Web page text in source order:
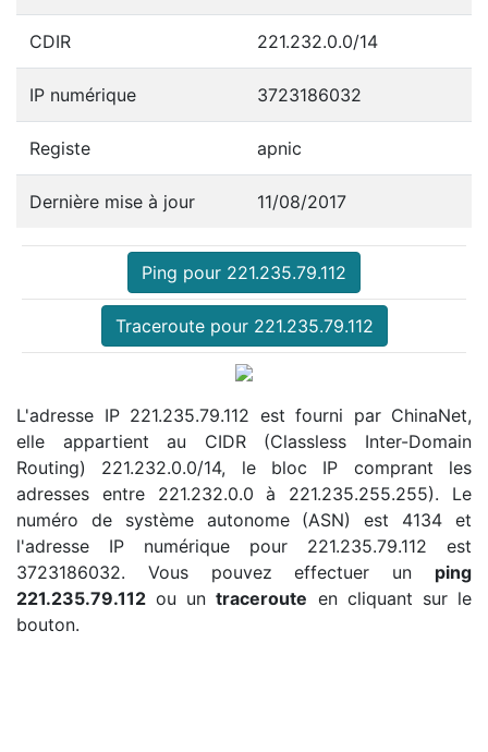
CDIR 221.232.0.0/14
IP numérique 3723186032
Registe apnic
Dernière mise à jour 11/08/2017
Ping pour 221.235.79.112
Traceroute pour 221.235.79.112
L'adresse IP 221.235.79.112 est fourni par ChinaNet,
elle appartient au CIDR (Classless Inter-Domain
Routing) 221.232.0.0/14, le bloc IP comprant les
adresses entre 221.232.0.0 à 221.235.255.255). Le
numéro de système autonome (ASN) est 4134 et
l'adresse IP numérique pour 221.235.79.112 est
3723186032. Vous pouvez effectuer un ping
221.235.79.112 ou untraceroute en cliquant sur le
bouton.